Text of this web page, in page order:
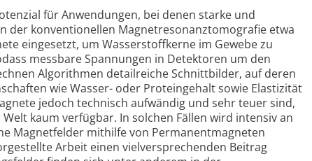
für Anwendungen, bei denen starke und
der konventionellen Magnetresonanztomografie etwa
eingesetzt, um Wasserstoffkerne im Gewebe zu
messbare Spannungen in Detektoren um den
Algorithmen detailreiche Schnittbilder, auf deren
wie Wasser- oder Proteingehalt sowie Elastizität
jedoch technisch aufwändig und sehr teuer sind,
kaum verfügbar. In solchen Fällen wird intensiv an
Magnetfelder mithilfe von Permanentmagneten
Arbeit einen vielversprechenden Beitrag